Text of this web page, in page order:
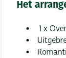
Het
1 x